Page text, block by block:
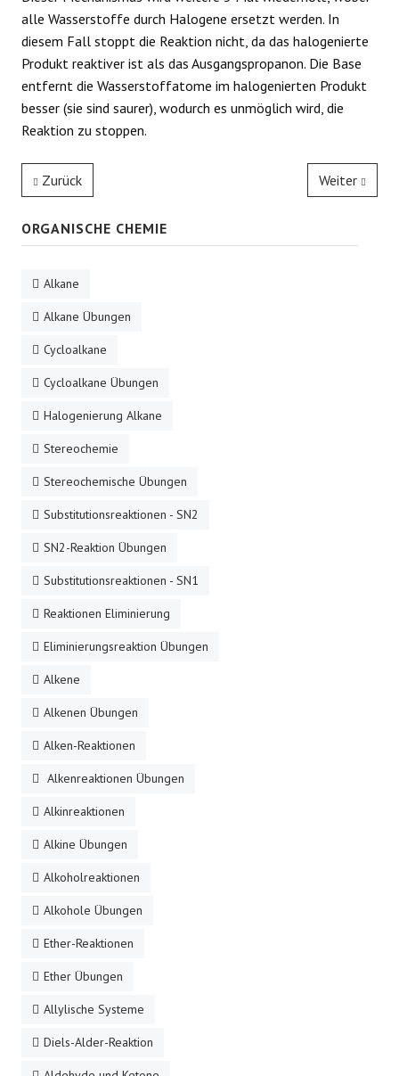
alle Wasserstoffe durch Halogene ersetzt werden. In
diesem Fall stoppt die Reaktion nicht, da das halogenierte
Produkt reaktiver ist als das Ausgangspropanon. Die Base
entfernt die Wasserstoffatome im halogenierten Produkt
besser (sie sind saurer), wodurch es unmöglich wird, die
Reaktion zu stoppen.
Zurück Weiter
ORGANISCHE CHEMIE
Alkane
Alkane Übungen
Cycloalkane
Cycloalkane Übungen
Halogenierung Alkane
Stereochemie
Stereochemische Übungen
Substitutionsreaktionen - SN2
SN2-Reaktion Übungen
Substitutionsreaktionen - SN1
Reaktionen Eliminierung
Eliminierungsreaktion Übungen
Alkene
Alkenen Übungen
Alken-Reaktionen
Alkenreaktionen Übungen
Alkinreaktionen
Alkine Übungen
Alkoholreaktionen
Alkohole Übungen
Ether-Reaktionen
Ether Übungen
Allylische Systeme
Diels-Alder-Reaktion